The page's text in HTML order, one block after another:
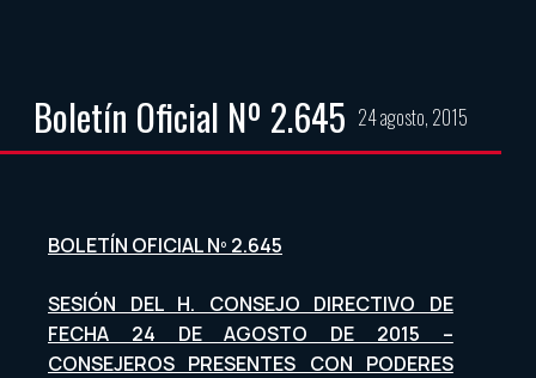
Boletín Oficial Nº 2.645 24 agosto, 2015
BOLETÍN OFICIAL Nº 2.645
SESIÓN DEL H. CONSEJO DIRECTIVO DE
FECHA 24 DE AGOSTO DE 2015 –
CONSEJEROS PRESENTES CON PODERES